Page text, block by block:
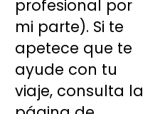
profesional por
mi parte). Si te
apetece que te
ayude con tu
viaje, consulta la